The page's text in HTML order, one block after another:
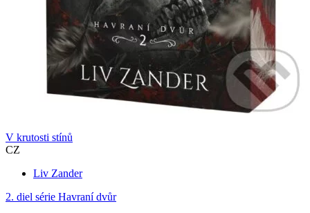
V krutosti stínů
CZ
Liv Zander
2. diel série Havraní dvůr